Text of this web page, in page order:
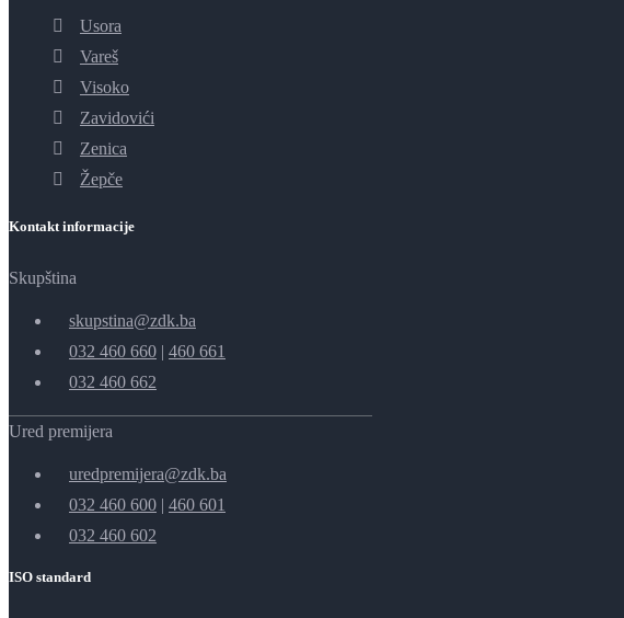
Usora
Vareš
Visoko
Zavidovići
Zenica
Žepče
Kontakt informacije
Skupština
skupstina@zdk.ba
032 460 660 | 460 661
032 460 662
Ured premijera
uredpremijera@zdk.ba
032 460 600 | 460 601
032 460 602
ISO standard